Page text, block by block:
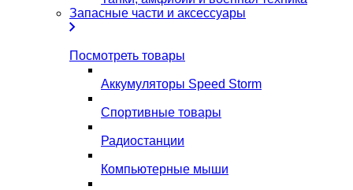
Запасные части и аксессуары
Посмотреть товары
Аккумуляторы Speed Storm
Спортивные товары
Радиостанции
Компьютерные мыши